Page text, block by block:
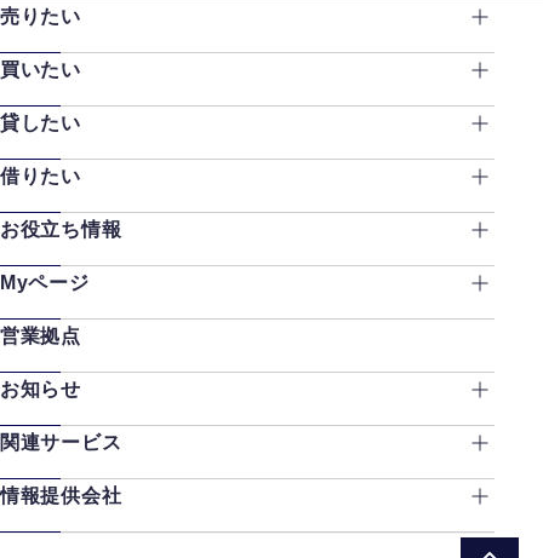
売りたい
買いたい
貸したい
借りたい
お役立ち情報
Myページ
営業拠点
お知らせ
関連サービス
情報提供会社